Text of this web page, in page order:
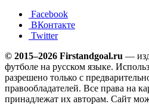
Facebook
ВКонтакте
Twitter
© 2015–2026 Firstandgoal.ru —
футболе на русском языке.
разрешено только с
правообладателей. Все права на
принадлежат их авторам. Сайт